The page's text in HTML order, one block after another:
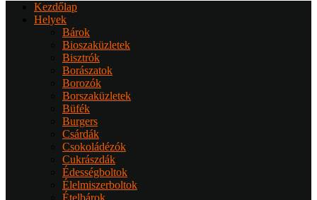
Kezdőlap
Helyek
Bárok
Bioszaküzletek
Bisztrók
Borászatok
Borozók
Borszaküzletek
Büfék
Burgers
Csárdák
Csokoládézók
Cukrászdák
Édességboltok
Élelmiszerboltok